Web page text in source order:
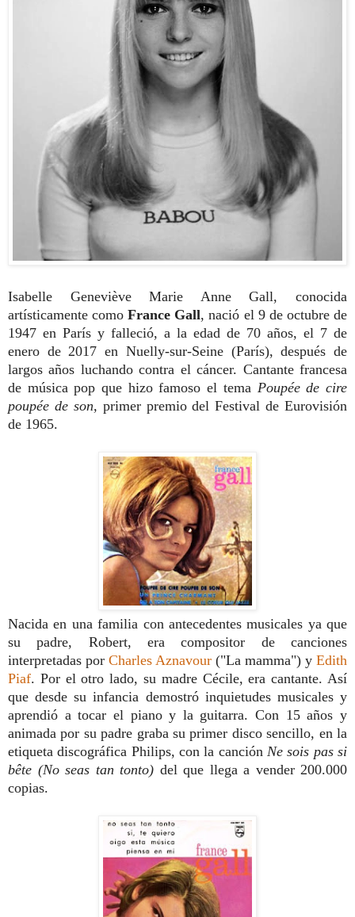
Isabelle Geneviève Marie Anne Gall, conocida
artísticamente comoFrance Gall, nació el 9 de octubre de
1947 en París y falleció, a la edad de 70 años, el 7 de
enero de 2017 en Nuelly-sur-Seine (París), después de
largos años luchando contra el cáncer. Cantante francesa
de música pop que hizo famoso el tema Poupée de cire
poupée de son, primer premio del Festival de Eurovisión
de 1965.
Nacida en una familia con antecedentes musicales ya que
su padre, Robert, era compositor de canciones
interpretadas por Charles Aznavour ("La mamma") y Edith
Piaf. Por el otro lado, su madre Cécile, era cantante. Así
que desde su infancia demostró inquietudes musicales y
aprendió a tocar el piano y la guitarra. Con 15 años y
animada por su padre graba su primer disco sencillo, en la
etiqueta discográfica Philips, con la canción Ne sois pas si
bête (No seas tan tonto) del que llega a vender 200.000
copias.